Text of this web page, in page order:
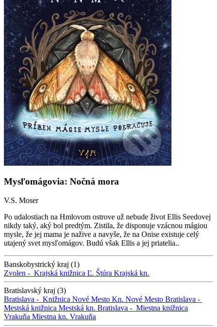
Mysľomágovia: Nočná mora
V.S. Moser
Po udalostiach na Hmlovom ostrove už nebude život Ellis Seedovej
nikdy taký, aký bol predtým. Zistila, že disponuje vzácnou mágiou
mysle, že jej mama je nažive a navyše, že na Onise existuje celý
utajený svet mysľomágov. Budú však Ellis a jej priatelia..
Banskobystrický kraj (1)
Zvolen - Krajská knižnica Ľ. Štúra Krajská kn.
Bratislavský kraj (3)
Bratislava - Knižnica Nové Mesto Kn. Nové Mesto Bratislava -
Mestská knižnica Mestská kn. Bratislava - Miestna knižnica
Vrakuňa Miestna kn. Vrakuňa